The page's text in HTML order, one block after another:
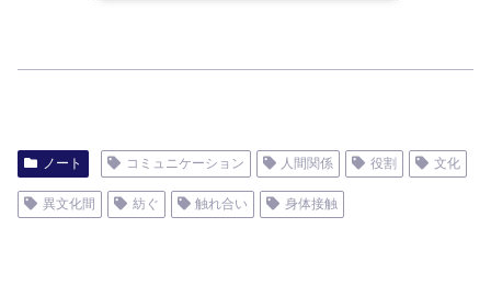
ノート コミュニケーション 人間関係 役割 文化
異文化間 紡ぐ 触れ合い 身体接触